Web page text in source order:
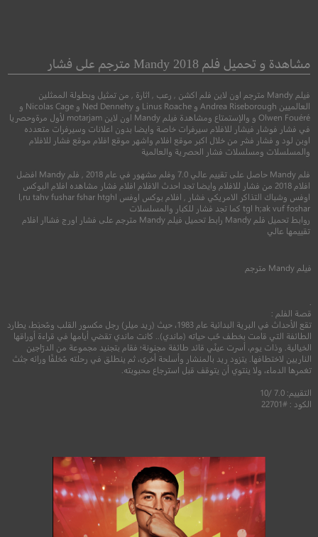
لا أحد
اكشن●جريمة●دراما اكشن●مغامرة
مشاهدة و تحميل فلم Mandy 2018 مترجم على فشار
فيلم Mandy مترجم اون لاين فلم اكشن , رعب , اثارة , من تمثيل وبطولة الممثلين
العالميين Andrea Riseborough و Linus Roache و Ned Dennehy و Nicolas Cage و
Olwen Fouéré و والإستمتاع ومشاهدة فيلم Mandy اون لاين motarjam لأول مرةوحصريا
في فشار فوشار فيشار للافلام سيرفرات خاصة وايضا بدون اعلانات وسيرفرات متعدده
اوبن لود و فشار فشر من خلال اكبر موقع افلام واشهر موقع افلام موقع فشار للافلام
والمسلسلات ومسلسلات فشار الحصرية والعالمية
فلم Mandy حاصل على تقييم عالي 7.0 وفلم مشهور في عام 2018 , فلم Mandy افضل
افلام 2018 من فشار للافلام وايضا تجد احدث الافلام افلام فشار مشاهده افلام البوكس
اوفس وشباك التذاكر الامريكي فشار , افلام بوكس اوفس l,ru tahv fushar fshar htghl
tgl h;ak vuf foshar كما تجد فشار للكبار والمسلسلات
روابط تحميل فلم Mandy رابط تحميل فيلم Mandy مترجم على فشار اورج فشاار افلام
تقييمها عالي
فيلم Mandy مترجم
قصة الفلم :
تقع الأحداث في البرية البدائية عام 1983، حيث (ريد ميلر) رجل مكسور القلب ومُحبَط، يطارد
الطائفة التي قامت بخطف حُب حياته (ماندي).. كانت ماندي تقضي أيامها في قراءة أوراقها
الخيالية. وذات يوم، أسرت عينْي قائد طائفة مجنونة؛ فقام بتجنيد مجموعة من الدرّاجين
الناريين لاختطافها. يتزود ريد بالمنشار وأسلحة أخرى، ثم ينطلق في رحلته مُخلفًا ورائه جثث
تغمرها الدماء، ولا ينتوي أن يتوقف قبل استرجاع محبوبته.
التقييم: 7.0 /10
الكود : #22701